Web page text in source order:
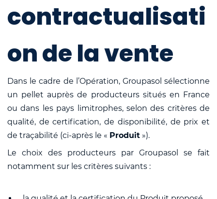
contractualisati
on de la vente
Dans le cadre de l’Opération, Groupasol sélectionne
un pellet auprès de producteurs situés en France
ou dans les pays limitrophes, selon des critères de
qualité, de certification, de disponibilité, de prix et
de traçabilité (ci-après le « Produit »).
Le choix des producteurs par Groupasol se fait
notamment sur les critères suivants :